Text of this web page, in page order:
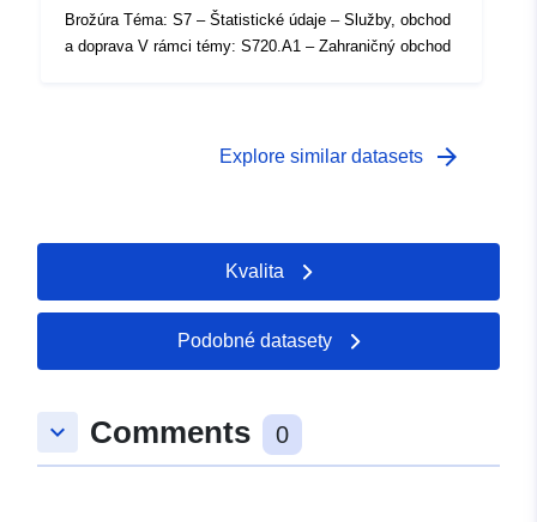
- 31 December 1991
Brožúra Téma: S7 – Štatistické údaje – Služby, obchod
a doprava V rámci témy: S720.A1 – Zahraničný obchod
Explore similar datasets arrow_forward
Kvalita
Podobné datasety
keyboard_arrow_down Comments 0